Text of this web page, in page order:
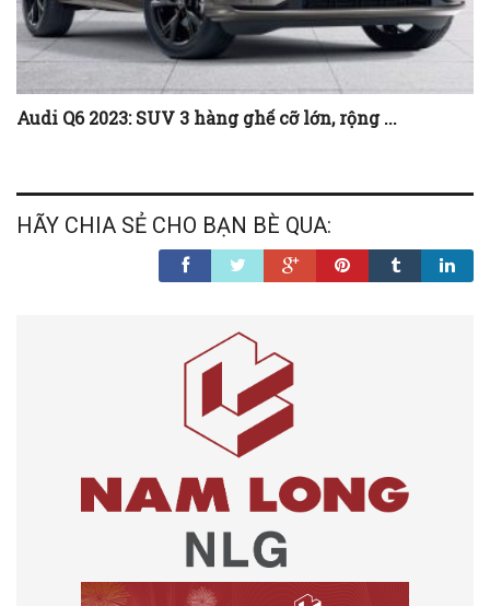
Audi Q6 2023: SUV 3 hàng ghế cỡ lớn, rộng ...
HÃY CHIA SẺ CHO BẠN BÈ QUA: